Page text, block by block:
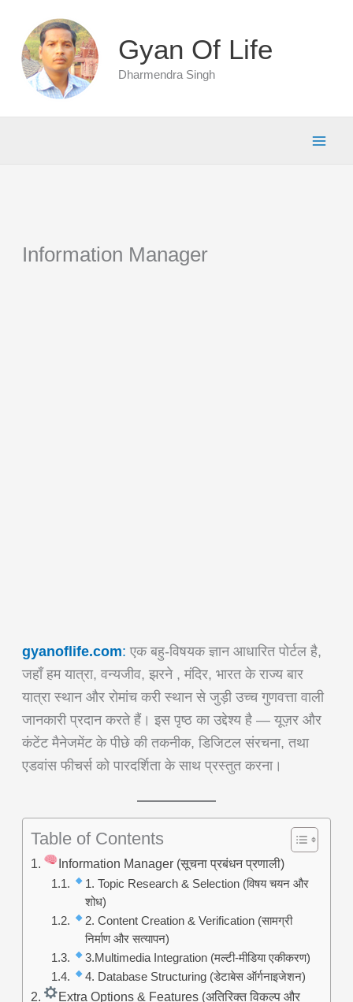
content
Gyan Of Life
Dharmendra Singh
Information Manager
gyanoflife.com: एक बहु-विषयक ज्ञान आधारित पोर्टल है,
जहाँ हम यात्रा, वन्यजीव, झरने , मंदिर, भारत के राज्य बार
यात्रा स्थान और रोमांच करी स्थान से जुड़ी उच्च गुणवत्ता वाली
जानकारी प्रदान करते हैं। इस पृष्ठ का उद्देश्य है — यूज़र और
कंटेंट मैनेजमेंट के पीछे की तकनीक, डिजिटल संरचना, तथा
एडवांस फीचर्स को पारदर्शिता के साथ प्रस्तुत करना।
Table of Contents
Information Manager (सूचना प्रबंधन प्रणाली)
1. Topic Research & Selection (विषय चयन और
शोध)
2. Content Creation & Verification (सामग्री
निर्माण और सत्यापन)
3.Multimedia Integration (मल्टी-मीडिया एकीकरण)
4. Database Structuring (डेटाबेस ऑर्गनाइजेशन)
Extra Options & Features (अतिरिक्त विकल्प और